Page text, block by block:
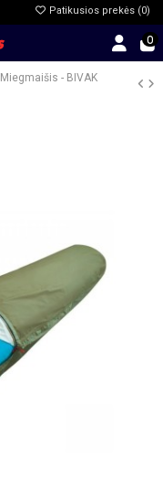
Patikusios prekės (0)
0
Miegmaišis - BIVAK